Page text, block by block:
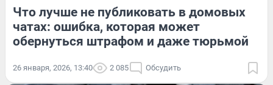
Что лучше не публиковать в домовых
чатах: ошибка, которая может
обернуться штрафом и даже тюрьмой
26 января, 2026, 13:40 2 085 Обсудить